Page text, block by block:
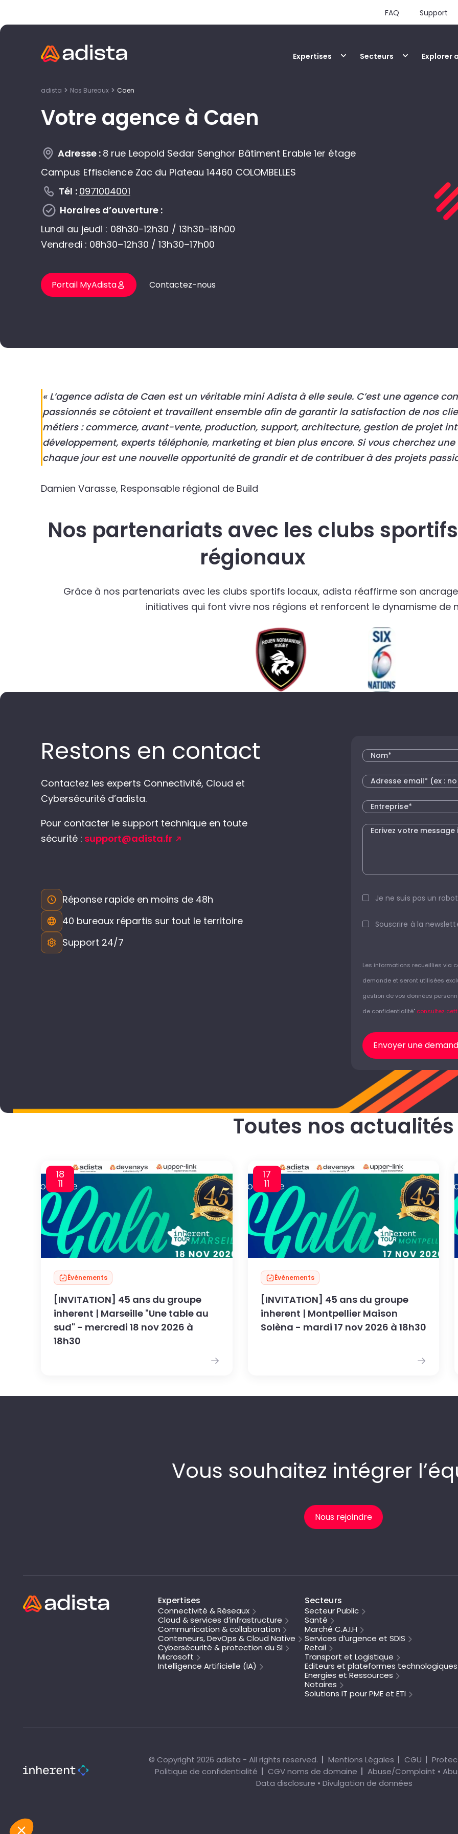
FAQ Support
Expertises Secteurs Explorer
adista Nos Bureaux Caen
Votre agence à Caen
Adresse : 8 rue Leopold Sedar Senghor Bâtiment Erable 1er étage
Campus Effiscience Zac du Plateau 14460 COLOMBELLES
Tél : 0971004001
Horaires d’ouverture :
Lundi au jeudi : 08h30-12h30 / 13h30–18h00
Vendredi : 08h30–12h30 / 13h30–17h00
Portail MyAdista Contactez-nous
« L’agence adista de Caen est un véritable mini Adista à elle seule. C’est une agence
passionnés se côtoient et travaillent ensemble afin de garantir la satisfaction de nos
métiers : commerce, avant-vente, production, support, architecture, gestion de projet
développement, experts téléphonie, marketing et bien plus encore. Si vous cherchez
chaque jour est une nouvelle opportunité de grandir et de contribuer à des projets
Damien Varasse, Responsable régional de Build
Nos partenariats avec les clubs sportifs
régionaux
Grâce à nos partenariats avec les clubs sportifs locaux, adista réaffirme son
initiatives qui font vivre nos régions et renforcent le dynamisme de
Restons en contact
Contactez les experts Connectivité, Cloud et
Cybersécurité d’adista.
Pour contacter le support technique en toute
sécurité : support@adista.fr
Réponse rapide en moins de 48h
40 bureaux répartis sur tout le territoire
Support 24/7
Je ne suis pas un
Souscrire à la
Les informations recueillies via
demande et seront utilisées
gestion de vos données
de confidentialité" consultez
Envoyer une
Toutes nos actualités
18
11
Évènements
[INVITATION] 45 ans du groupe
inherent | Marseille "Une table au
sud" - mercredi 18 nov 2026 à
18h30
17
11
Évènements
[INVITATION] 45 ans du groupe
inherent | Montpellier Maison
Solèna - mardi 17 nov 2026 à 18h30
Vous souhaitez intégrer
Nous rejoindre
Expertises
Connectivité & Réseaux
Cloud & services d’infrastructure
Communication & collaboration
Conteneurs, DevOps & Cloud Native
Cybersécurité & protection du SI
Microsoft
Intelligence Artificielle (IA)
Secteurs
Secteur Public
Santé
Marché C.A.I.H
Services d’urgence et SDIS
Retail
Transport et Logistique
Editeurs et plateformes technologiques
Energies et Ressources
Notaires
Solutions IT pour PME et ETI
© Copyright 2026 adista - All rights reserved. Mentions Légales CGU
Politique de confidentialité
CGV noms de domaine
Abuse/Complaint •
Data disclosure • Divulgation de données